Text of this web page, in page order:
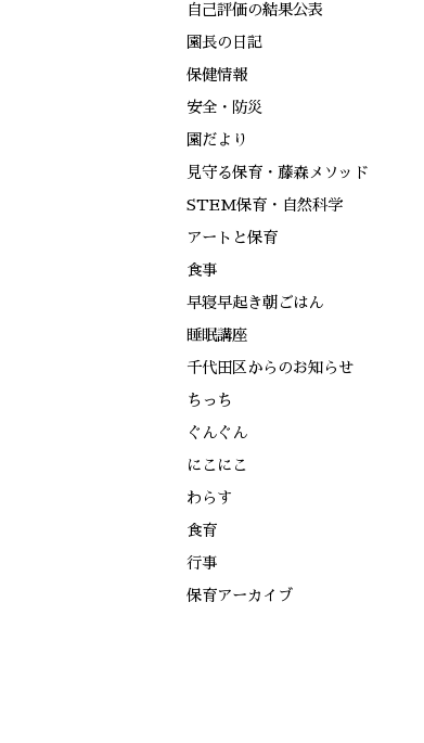
自己評価の結果公表
園長の日記
保健情報
安全・防災
園だより
見守る保育・藤森メソッド
STEM保育・自然科学
アートと保育
食事
早寝早起き朝ごはん
睡眠講座
千代田区からのお知らせ
ちっち
ぐんぐん
にこにこ
わらす
食育
行事
保育アーカイブ